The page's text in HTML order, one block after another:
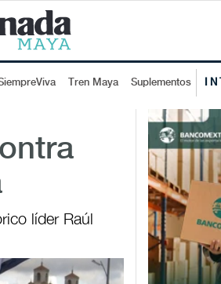
Tren Maya Suplementos
líder Raúl